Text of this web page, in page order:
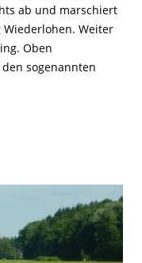
ab und marschiert
Weiter
Oben
sogenannten